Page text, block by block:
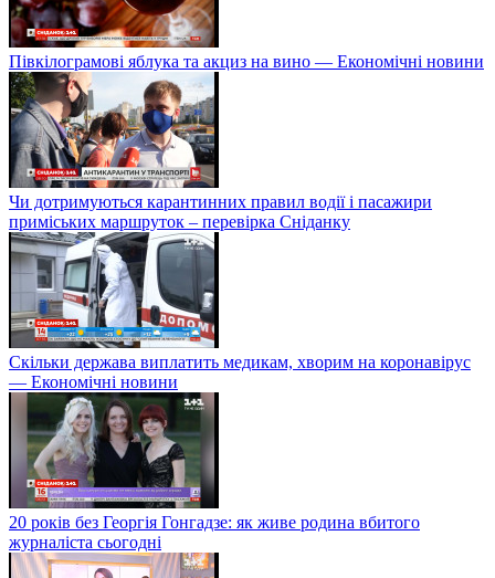
Півкілограмові яблука та акциз на вино — Економічні новини
Чи дотримуються карантинних правил водії і пасажири
приміських маршруток – перевірка Сніданку
Скільки держава виплатить медикам, хворим на коронавірус
— Економічні новини
20 років без Георгія Гонгадзе: як живе родина вбитого
журналіста сьогодні